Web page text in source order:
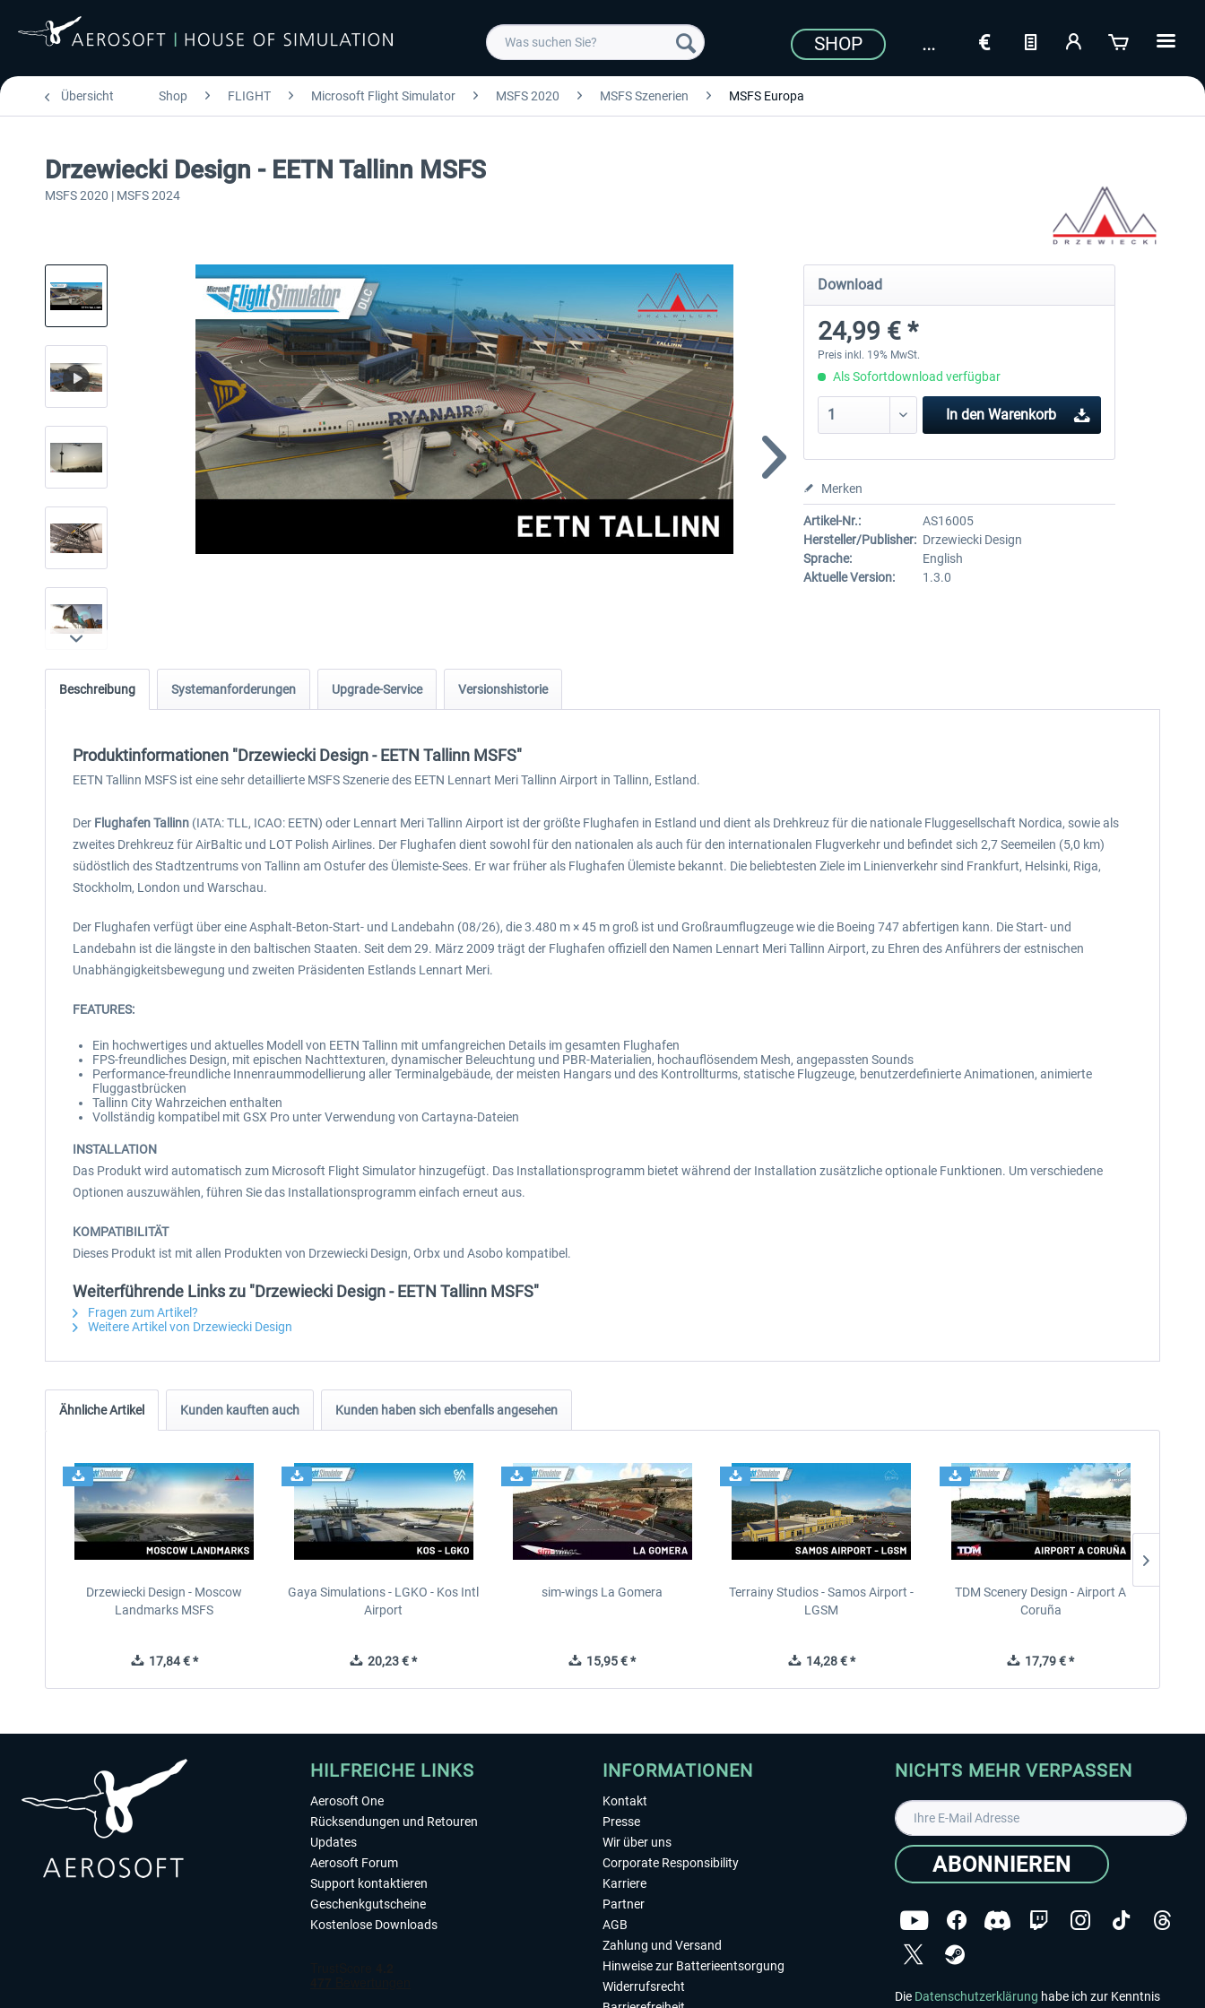
SHOP
Übersicht Shop FLIGHT Microsoft Flight Simulator MSFS 2020 MSFS Szenerien MSFS Europa
Drzewiecki Design - EETN Tallinn MSFS
MSFS 2020 | MSFS 2024
Download
24,99 € *
Preis inkl. 19% MwSt.
Als Sofortdownload verfügbar
In den Warenkorb
Merken
Artikel-Nr.:
AS16005
Hersteller/Publisher: Drzewiecki Design
Sprache:
English
Aktuelle Version:
1.3.0
Beschreibung Systemanforderungen Upgrade-Service Versionshistorie
Produktinformationen "Drzewiecki Design - EETN Tallinn MSFS"
EETN Tallinn MSFS ist eine sehr detaillierte MSFS Szenerie des EETN Lennart Meri Tallinn Airport in Tallinn, Estland.
Der Flughafen Tallinn (IATA: TLL, ICAO: EETN) oder Lennart Meri Tallinn Airport ist der größte Flughafen in Estland und dient als Drehkreuz für die nationale Fluggesellschaft Nordica, sowie als
zweites Drehkreuz für AirBaltic und LOT Polish Airlines. Der Flughafen dient sowohl für den nationalen als auch für den internationalen Flugverkehr und befindet sich 2,7 Seemeilen (5,0 km)
südöstlich des Stadtzentrums von Tallinn am Ostufer des Ülemiste-Sees. Er war früher als Flughafen Ülemiste bekannt. Die beliebtesten Ziele im Linienverkehr sind Frankfurt, Helsinki, Riga,
Stockholm, London und Warschau.
Der Flughafen verfügt über eine Asphalt-Beton-Start- und Landebahn (08/26), die 3.480 m × 45 m groß ist und Großraumflugzeuge wie die Boeing 747 abfertigen kann. Die Start- und
Landebahn ist die längste in den baltischen Staaten. Seit dem 29. März 2009 trägt der Flughafen offiziell den Namen Lennart Meri Tallinn Airport, zu Ehren des Anführers der estnischen
Unabhängigkeitsbewegung und zweiten Präsidenten Estlands Lennart Meri.
FEATURES:
Ein hochwertiges und aktuelles Modell von EETN Tallinn mit umfangreichen Details im gesamten Flughafen
FPS-freundliches Design, mit epischen Nachttexturen, dynamischer Beleuchtung und PBR-Materialien, hochauflösendem Mesh, angepassten Sounds
Performance-freundliche Innenraummodellierung aller Terminalgebäude, der meisten Hangars und des Kontrollturms, statische Flugzeuge, benutzerdefinierte Animationen, animierte
Fluggastbrücken
Tallinn City Wahrzeichen enthalten
Vollständig kompatibel mit GSX Pro unter Verwendung von Cartayna-Dateien
INSTALLATION
Das Produkt wird automatisch zum Microsoft Flight Simulator hinzugefügt. Das Installationsprogramm bietet während der Installation zusätzliche optionale Funktionen. Um verschiedene
Optionen auszuwählen, führen Sie das Installationsprogramm einfach erneut aus.
KOMPATIBILITÄT
Dieses Produkt ist mit allen Produkten von Drzewiecki Design, Orbx und Asobo kompatibel.
Weiterführende Links zu "Drzewiecki Design - EETN Tallinn MSFS"
Fragen zum Artikel?
Weitere Artikel von Drzewiecki Design
Ähnliche Artikel Kunden kauften auch Kunden haben sich ebenfalls angesehen
Drzewiecki Design - Moscow
Landmarks MSFS
17,84 € *
Gaya Simulations - LGKO - Kos Intl
Airport
20,23 € *
sim-wings La Gomera
15,95 € *
Terrainy Studios - Samos Airport -
LGSM
14,28 € *
TDM Scenery Design - Airport A
Coruña
17,79 € *
HILFREICHE LINKS
Aerosoft One
Rücksendungen und Retouren
Updates
Aerosoft Forum
Support kontaktieren
Geschenkgutscheine
Kostenlose Downloads
INFORMATIONEN
Kontakt
Presse
Wir über uns
Corporate Responsibility
Karriere
Partner
AGB
Zahlung und Versand
Hinweise zur Batterieentsorgung
Widerrufsrecht
NICHTS MEHR VERPASSEN
ABONNIEREN
Die Datenschutzerklärung habe ich zur Kenntnis